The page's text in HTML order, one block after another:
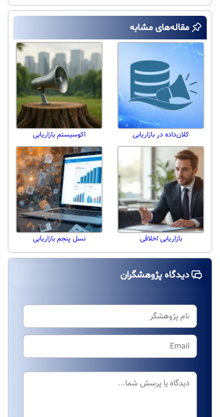
مقاله‌های مشابه
کلان‌داده در بازاریابی اکوسیستم بازاریابی
بازاریابی اخلاقی نسل پنجم بازاریابی
دیدگاه پژوهشگران